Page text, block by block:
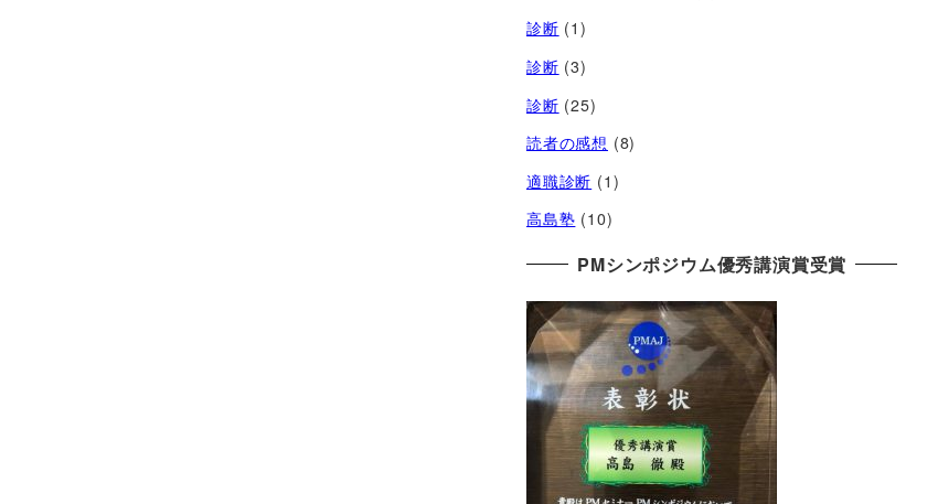
診断 (1)
診断 (3)
診断 (25)
読者の感想 (8)
適職診断 (1)
高島塾 (10)
PMシンポジウム優秀講演賞受賞